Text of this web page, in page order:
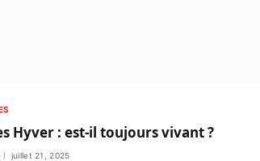
Hyver : est-il toujours vivant ?
juillet 21, 2025